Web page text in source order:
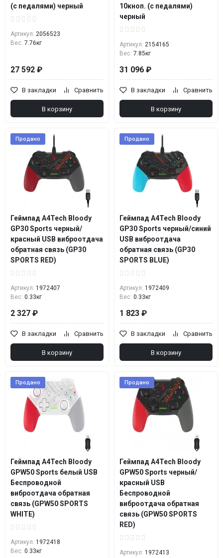
(с педалями) черный
Артикул: 2056523
Вес: 7.76кг
27 592 ₽
В закладки Сравнить
В корзину
10кноп. (с педалями)
черный
Артикул: 2154165
Вес: 7.85кг
31 096 ₽
В закладки Сравнить
В корзину
Продано
Геймпад A4Tech Bloody
GP30 Sports черный/
красный USB виброотдача
обратная связь (GP30
SPORTS RED)
Артикул: 1972407
Вес: 0.33кг
2 327 ₽
В закладки Сравнить
В корзину
Продано
Геймпад A4Tech Bloody
GP30 Sports черный/синий
USB виброотдача
обратная связь (GP30
SPORTS BLUE)
Артикул: 1972409
Вес: 0.33кг
1 823 ₽
В закладки Сравнить
В корзину
Продано
Геймпад A4Tech Bloody
GPW50 Sports белый USB
Беспроводной
виброотдача обратная
связь (GPW50 SPORTS
WHITE)
Артикул: 1972418
Вес: 0.33кг
Продано
Геймпад A4Tech Bloody
GPW50 Sports черный/
красный USB
Беспроводной
виброотдача обратная
связь (GPW50 SPORTS
RED)
Артикул: 1972413